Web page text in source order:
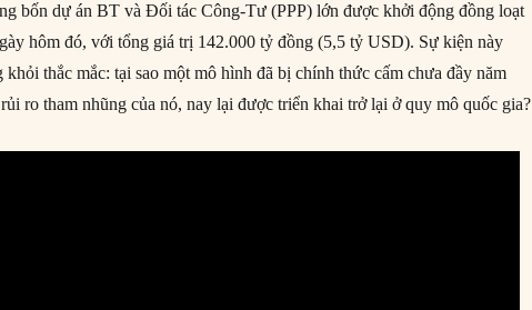
bốn dự án BT và Đối tác Công-Tư (PPP) lớn được khởi động đồng loạt
hôm đó, với tổng giá trị 142.000 tỷ đồng (5,5 tỷ USD). Sự kiện này
thắc mắc: tại sao một mô hình đã bị chính thức cấm chưa đầy năm
ro tham nhũng của nó, nay lại được triển khai trở lại ở quy mô quốc gia?